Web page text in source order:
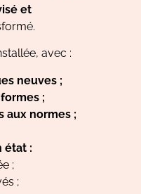
et
avec :
neuves ;
;
aux normes ;
état :
;
;